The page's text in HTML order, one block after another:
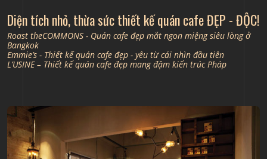
Diện tích nhỏ, thừa sức thiết kế quán cafe ĐẸP - ĐỘC!
Roast theCOMMONS - Quán cafe đẹp mắt ngon miệng siêu lòng ở
Bangkok
Emmie’s - Thiết kế quán cafe đẹp - yêu từ cái nhìn đầu tiên
L’USINE – Thiết kế quán cafe đẹp mang đậm kiến trúc Pháp